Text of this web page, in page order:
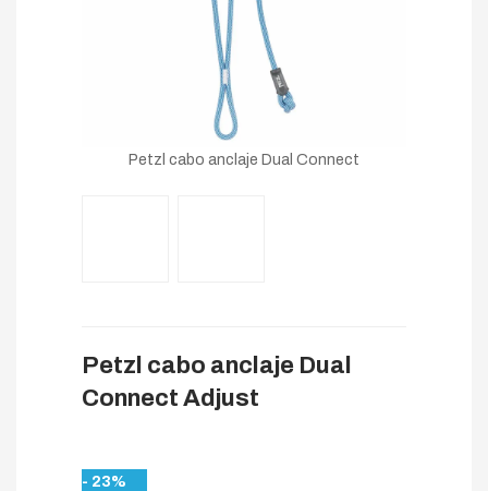
Petzl cabo anclaje Dual Connect
Petzl cabo anclaje Dual
Connect Adjust
- 23%